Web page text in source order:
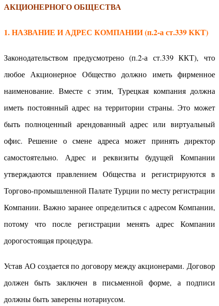
АКЦИОНЕРНОГО ОБЩЕСТВА
1. НАЗВАНИЕ И АДРЕС КОМПАНИИ (п.2-а ст.339 ККТ)
Законодательством предусмотрено (п.2-а ст.339 ККТ), что
любое Акционерное Общество должно иметь фирменное
наименование. Вместе с этим, Турецкая компания должна
иметь постоянный адрес на территории страны. Это может
быть полноценный арендованный адрес или виртуальный
офис. Решение о смене адреса может принять директор
самостоятельно. Адрес и реквизиты будущей Компании
утверждаются правлением Общества и регистрируются в
Торгово-промышленной Палате Турции по месту регистрации
Компании. Важно заранее определиться с адресом Компании,
потому что после регистрации менять адрес Компании
дорогостоящая процедура.
Устав АО создается по договору между акционерами. Договор
должен быть заключен в письменной форме, а подписи
должны быть заверены нотариусом.